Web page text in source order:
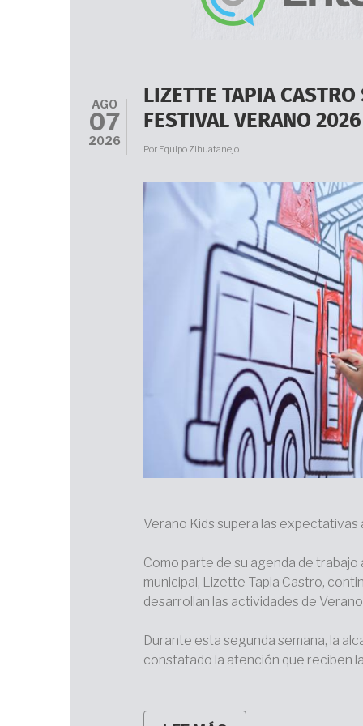
AGO
07
2026
LIZETTE TAPIA
FESTIVAL VERANO 2026
Por Equipo Zihuatanejo
Verano Kids supera las expectativas
Como parte de su agenda de
municipal, Lizette Tapia Castro,
desarrollan las actividades de
Durante esta segunda semana, la
constatado la atención que reciben